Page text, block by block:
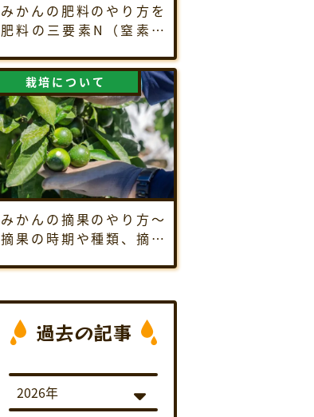
みかんの肥料のやり方を
肥料の三要素N（窒素）
に絞って解説します。
みかんの摘果のやり方～
摘果の時期や種類、摘果
ての摘果方法を紹介しま
す
栽培について
過去の記事
2026年